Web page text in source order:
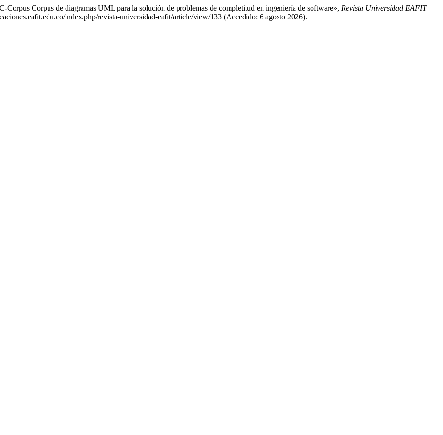
Corpus de diagramas UML para la solución de problemas de completitud en ingeniería de software», Revista Universidad EAFIT
index.php/revista-universidad-eafit/article/view/133 (Accedido: 6 agosto 2026).